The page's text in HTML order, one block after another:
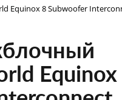
Equinox 8 Subwoofer
Equinox